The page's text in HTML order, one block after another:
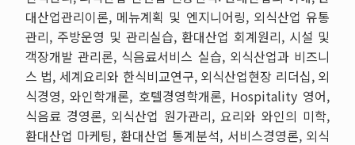
대산업관리이론, 메뉴계획 및 엔지니어링, 외식산업 유통
관리, 주방운영 및 관리실습, 환대산업 회계원리, 시설 및
객장개발 관리론, 식음료서비스 실습, 외식산업과 비즈니
스 법, 세계요리와 한식비교연구, 외식산업현장 리더십, 외
식경영, 와인학개론, 호텔경영학개론, Hospitality 영어,
식음료 경영론, 외식산업 원가관리, 요리와 와인의 미학,
환대산업 마케팅, 환대산업 통계분석, 서비스경영론, 외식